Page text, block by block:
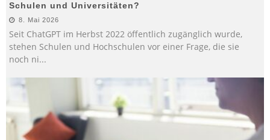
Schulen und Universitäten?
8. Mai 2026
Seit ChatGPT im Herbst 2022 öffentlich zugänglich wurde,
stehen Schulen und Hochschulen vor einer Frage, die sie
noch ni...